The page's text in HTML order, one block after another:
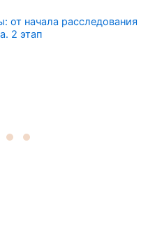
от начала расследования
2 этап